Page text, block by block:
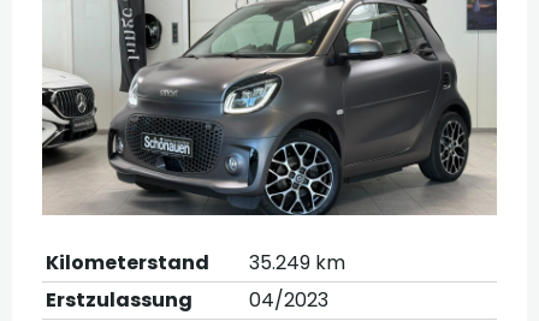
Kilometerstand
35.249 km
Erstzulassung
04/2023